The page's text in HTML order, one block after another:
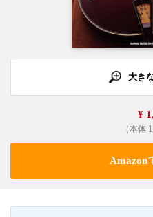
大き
¥
（本体
Amazon